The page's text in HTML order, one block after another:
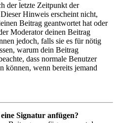
der letzte Zeitpunkt der
Hinweis erscheint nicht,
Beitrag geantwortet hat oder
Moderator deinen Beitrag
jedoch, falls sie es für nötig
warum dein Beitrag
dass normale Benutzer
können, wenn bereits jemand
Signatur anfügen?